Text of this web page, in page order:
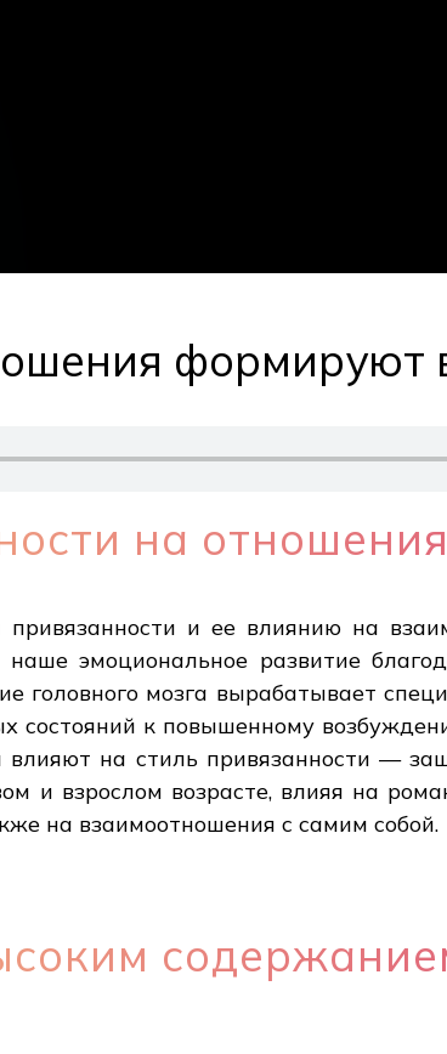
формируют
на
и ее влиянию на
эмоциональное развитие
головного мозга вырабатывает
состояний к повышенному
на стиль привязанности —
и взрослом возрасте, влияя на
на взаимоотношения с самим собой.